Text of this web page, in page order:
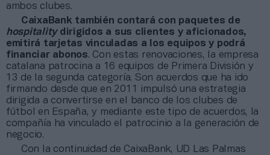
ambos clubes.
CaixaBank también contará con paquetes de
hospitality dirigidos a sus clientes y aficionados,
emitirá tarjetas vinculadas a los equipos y podrá
financiar abonos. Con estas renovaciones, la empresa
catalana patrocina a 16 equipos de Primera División y
13 de la segunda categoría. Son acuerdos que ha ido
firmando desde que en 2011 impulsó una estrategia
dirigida a convertirse en el banco de los clubes de
fútbol en España, y mediante este tipo de acuerdos, la
compañía ha vinculado el patrocinio a la generación de
negocio.
Con la continuidad de CaixaBank, UD Las Palmas